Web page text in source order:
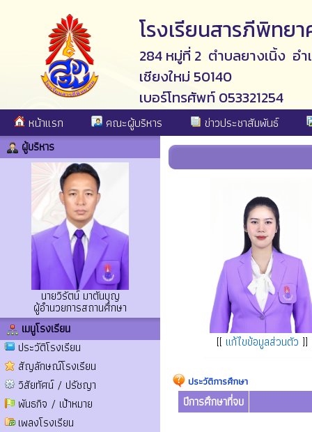
โรงเรียนสารภีพิทย
284 หมู่ที่ 2 ตำบลยางเนิ้ง อำ
เชียงใหม่ 50140
เบอร์โทรศัพท์ 053321254
หน้าแรก คณะผู้บริหาร ข่าวประชาสัมพันธ์
ผู้บริหาร
นายวิรัตน์ มาตันบุญ
ผู้อำนวยการสถานศึกษา
เมนูโรงเรียน
ประวัติโรงเรียน
สัญลักษณ์โรงเรียน
วิสัยทัศน์ / ปรัชญา
พันธกิจ / เป้าหมาย
เพลงโรงเรียน
[[ แก้ไขข้อมูลส่วนตัว ]]
ประวัติการศึกษา
ปีการศึกษาที่จบ